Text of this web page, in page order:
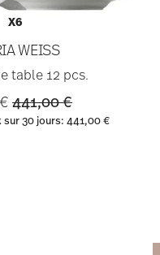
X6
WEISS
table 12 pcs.
Price reduced from
441,00 €to
30 jours: 441,00 €